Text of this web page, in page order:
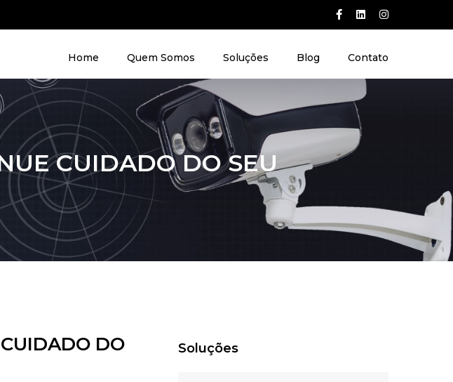
Home Quem Somos Soluções Blog Contato
CUIDADO DO SEU
DO
Soluções